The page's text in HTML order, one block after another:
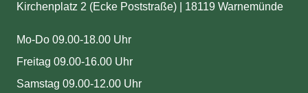
Kirchenplatz 2 (Ecke Poststraße) | 18119 Warnemünde
Mo-Do 09.00-18.00 Uhr
Freitag 09.00-16.00 Uhr
Samstag 09.00-12.00 Uhr